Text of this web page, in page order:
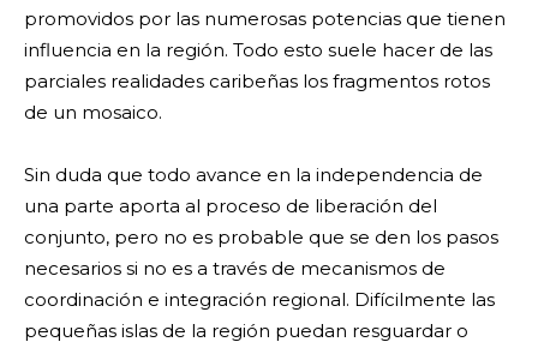
promovidos por las numerosas potencias que tienen
influencia en la región. Todo esto suele hacer de las
parciales realidades caribeñas los fragmentos rotos
de un mosaico.
Sin duda que todo avance en la independencia de
una parte aporta al proceso de liberación del
conjunto, pero no es probable que se den los pasos
necesarios si no es a través de mecanismos de
coordinación e integración regional. Difícilmente las
pequeñas islas de la región puedan resguardar o